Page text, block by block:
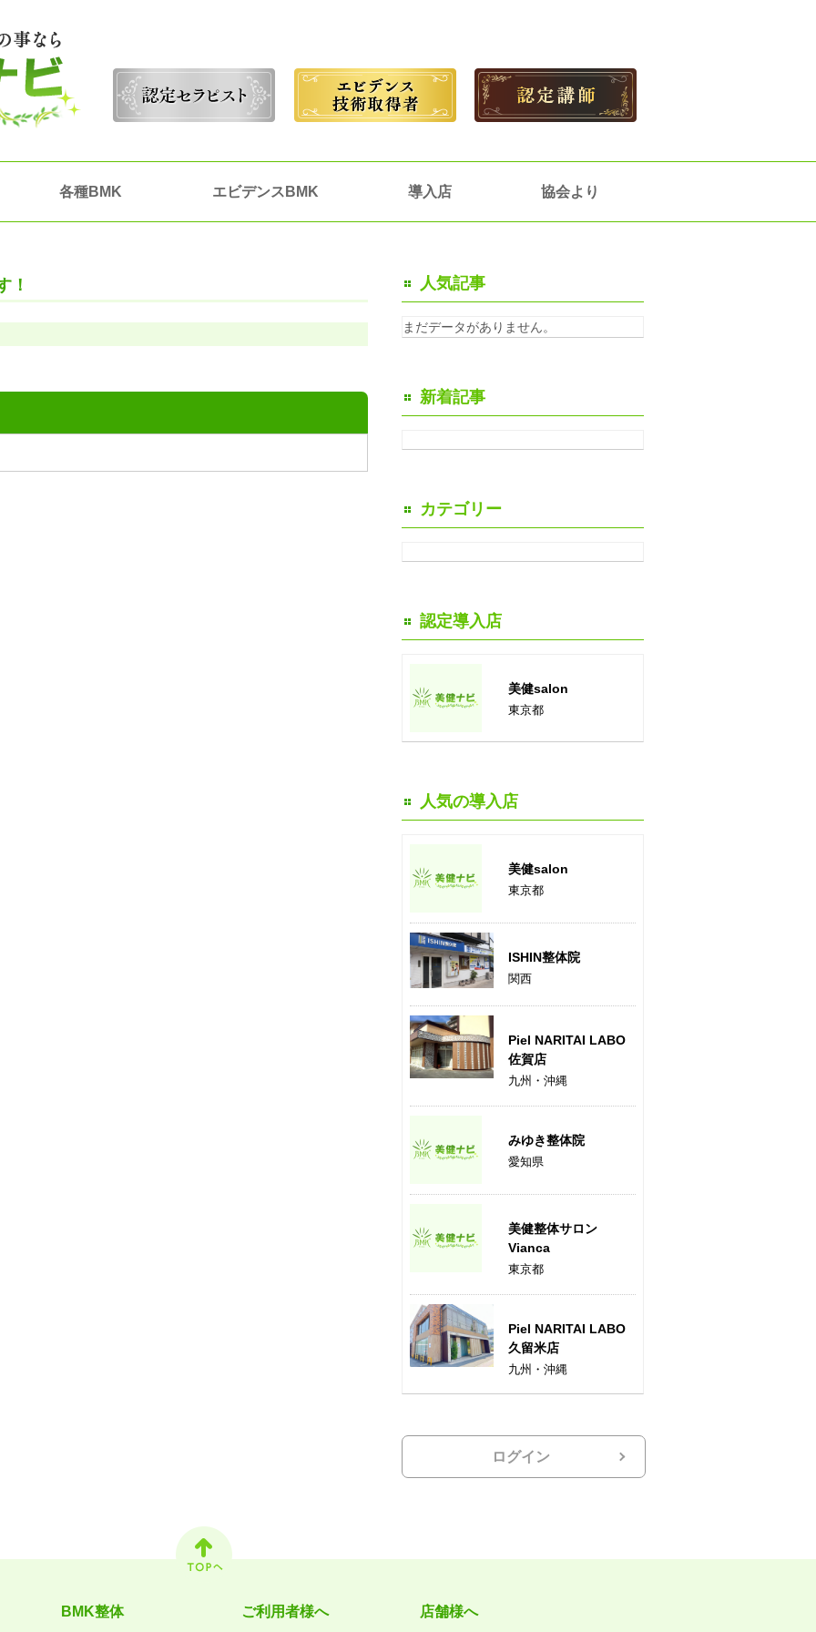
各種BMK エビデンスBMK 導入店 協会より
！ 人気記事
まだデータがありません。
新着記事
カテゴリー
認定導入店
美健salon
東京都
人気の導入店
美健salon
東京都
ISHIN整体院
関西
Piel NARITAI LABO
佐賀店
九州・沖縄
みゆき整体院
愛知県
美健整体サロン
Vianca
東京都
Piel NARITAI LABO
久留米店
九州・沖縄
ログイン
BMK整体 ご利用者様へ 店舗様へ